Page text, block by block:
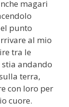
magari
punto
al mio
tra le
stia andando
terra,
con loro per
cuore.